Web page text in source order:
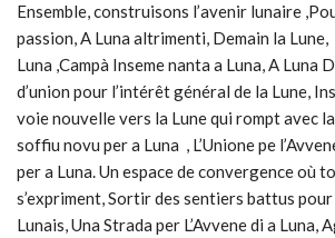
Ensemble, construisons l’avenir lunaire
passion, A Luna altrimenti, Demain la
Luna ,Campà Inseme nanta a Luna, A Luna
d’union pour l’intérêt général de la Lune,
voie nouvelle vers la Lune qui rompt avec
soffiu novu per a Luna , L’Unione pe
per a Luna. Un espace de convergence où
s’expriment, Sortir des sentiers battus
Lunais, Una Strada per L’Avvene di a Luna,